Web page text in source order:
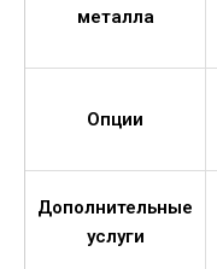
металла
Опции
Дополнительные
услуги